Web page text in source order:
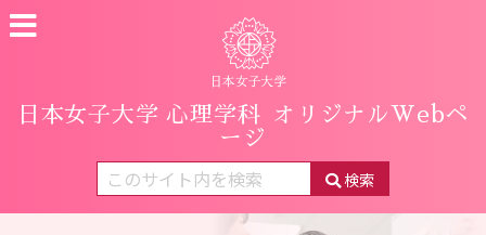
日本女子大学 心理学科
オリジナルWebペ
ージ
検索